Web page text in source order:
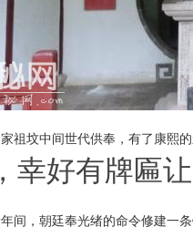
祖坟中间世代供奉，有了康熙
幸好有牌匾
间，朝廷奉光绪的命令修建一